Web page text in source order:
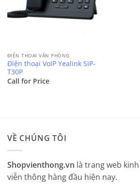
ĐIỆN THOẠI VĂN PHÒNG
Điện thoại VoIP Yealink SIP-
T30P
Call for Price
VỀ CHÚNG TÔI
Shopvienthong.vn là trang web
viễn thông hàng đầu hiện nay.